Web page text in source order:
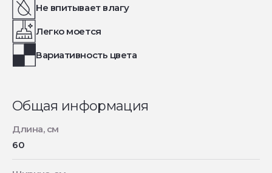
Не впитывает влагу
Легко моется
Вариативность цвета
Общая информация
Длина, см
60